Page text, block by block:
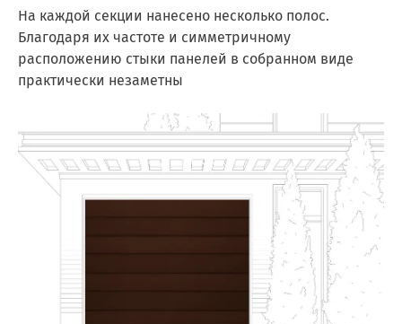
На каждой секции нанесено несколько полос.
Благодаря их частоте и симметричному
расположению стыки панелей в собранном виде
практически незаметны